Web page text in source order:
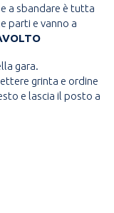
a sbandare è tutta
parti e vanno a
gara.
grinta e ordine
e lascia il posto a